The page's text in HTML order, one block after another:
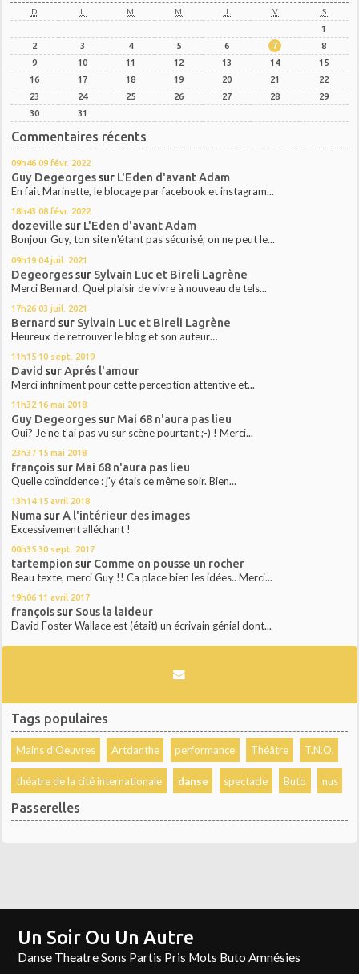
D L M M J V S
1
2
3 4 5 6 7
8
9
10 11 12 13 14
15
16
17 18 19 20 21
22
23
24 25 26 27 28
29
30
31
Commentaires récents
09h46 09 févr. 2022
Guy Degeorgessur L'Eden d'avant Adam
En fait Marinette, le blocage par facebook et instagram...
18h43 08 févr. 2022
dozeville sur L'Eden d'avant Adam
Bonjour Guy, ton site n'étant pas sécurisé, on ne peut le...
09h19 04 juil. 2021
Degeorgessur Sylvain Luc et Bireli Lagrène
Merci Bernard. Quel plaisir de vivre à nouveau de tels...
17h26 03 juil. 2021
Bernard sur Sylvain Luc et Bireli Lagrène
Heureux de retrouver le blog et son auteur…
11h15 10 sept. 2019
David surAprés l'amour
Merci infiniment pour cette perception attentive et...
11h32 16 mai 2018
Guy Degeorgessur Mai 68 n'aura pas lieu
Oui? Je ne t'ai pas vu sur scène pourtant ;-) ! Merci...
23h37 15 mai 2018
françoissur Mai 68 n'aura pas lieu
Quelle coïncidence : j'y étais ce même soir. Bien...
13h14 15 avril 2018
Numa surA l'intérieur des images
Excessivement alléchant !
00h35 30 sept. 2017
tartempion sur Comme on pousse un rocher
Beau texte, merci Guy !! Ca place bien les idées.. Merci...
19h06 11 avril 2017
françoissur Sous la laideur
David Foster Wallace est (était) un écrivain génial dont...
Tags populaires
Mains d'Oeuvres Artdanthe performance Théâtre T.N.O.
théatre de la cité internationale danse spectacle Buto nus
Passerelles
Un Soir Ou Un Autre
Danse Theatre Sons Partis Pris Mots Buto Amnésies